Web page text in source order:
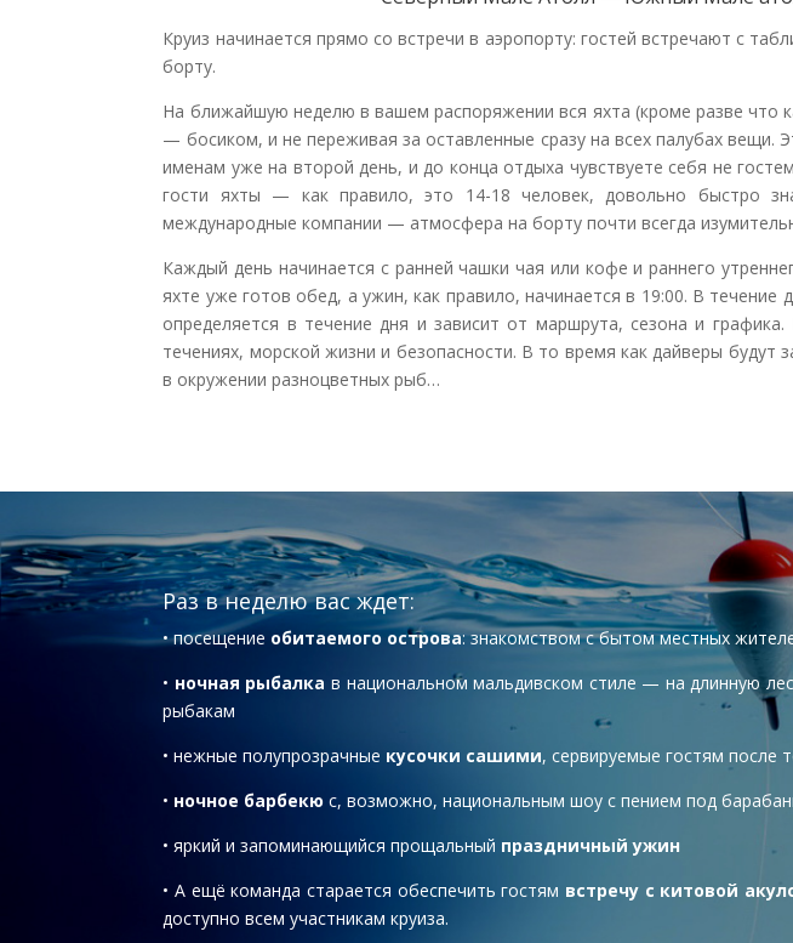
Круиз начинается прямо со встречи в аэропорту: гостей встречают с
борту.
На ближайшую неделю в вашем распоряжении вся яхта (кроме разве что
— босиком, и не переживая за оставленные сразу на всех палубах
именам уже на второй день, и до конца отдыха чувствуете себя не
гости яхты — как правило, это 14-18 человек, довольно быстро
международные компании — атмосфера на борту почти всегда
Каждый день начинается с ранней чашки чая или кофе и раннего
яхте уже готов обед, а ужин, как правило, начинается в 19:00. В
определяется в течение дня и зависит от маршрута, сезона и
течениях, морской жизни и безопасности. В то время как дайверы
в окружении разноцветных рыб…
Раз в неделю вас ждет:
• посещение обитаемого острова: знакомством с бытом местных
• ночная рыбалка в национальном мальдивском стиле — на длинную
рыбакам
• нежные полупрозрачные кусочки сашими, сервируемые гостям после
• ночное барбекюс, возможно, национальным шоу с пением под
• яркий и запоминающийся прощальный праздничный ужин
• А ещё команда старается обеспечить гостям встречу с китовой
доступно всем участникам круиза.